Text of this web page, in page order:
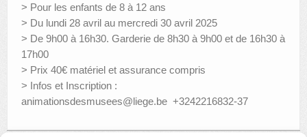
> Pour les enfants de 8 à 12 ans
> Du lundi 28 avril au mercredi 30 avril 2025
> De 9h00 à 16h30. Garderie de 8h30 à 9h00 et de 16h30 à
17h00
> Prix 40€ matériel et assurance compris
> Infos et Inscription :
animationsdesmusees@liege.be +3242216832-37